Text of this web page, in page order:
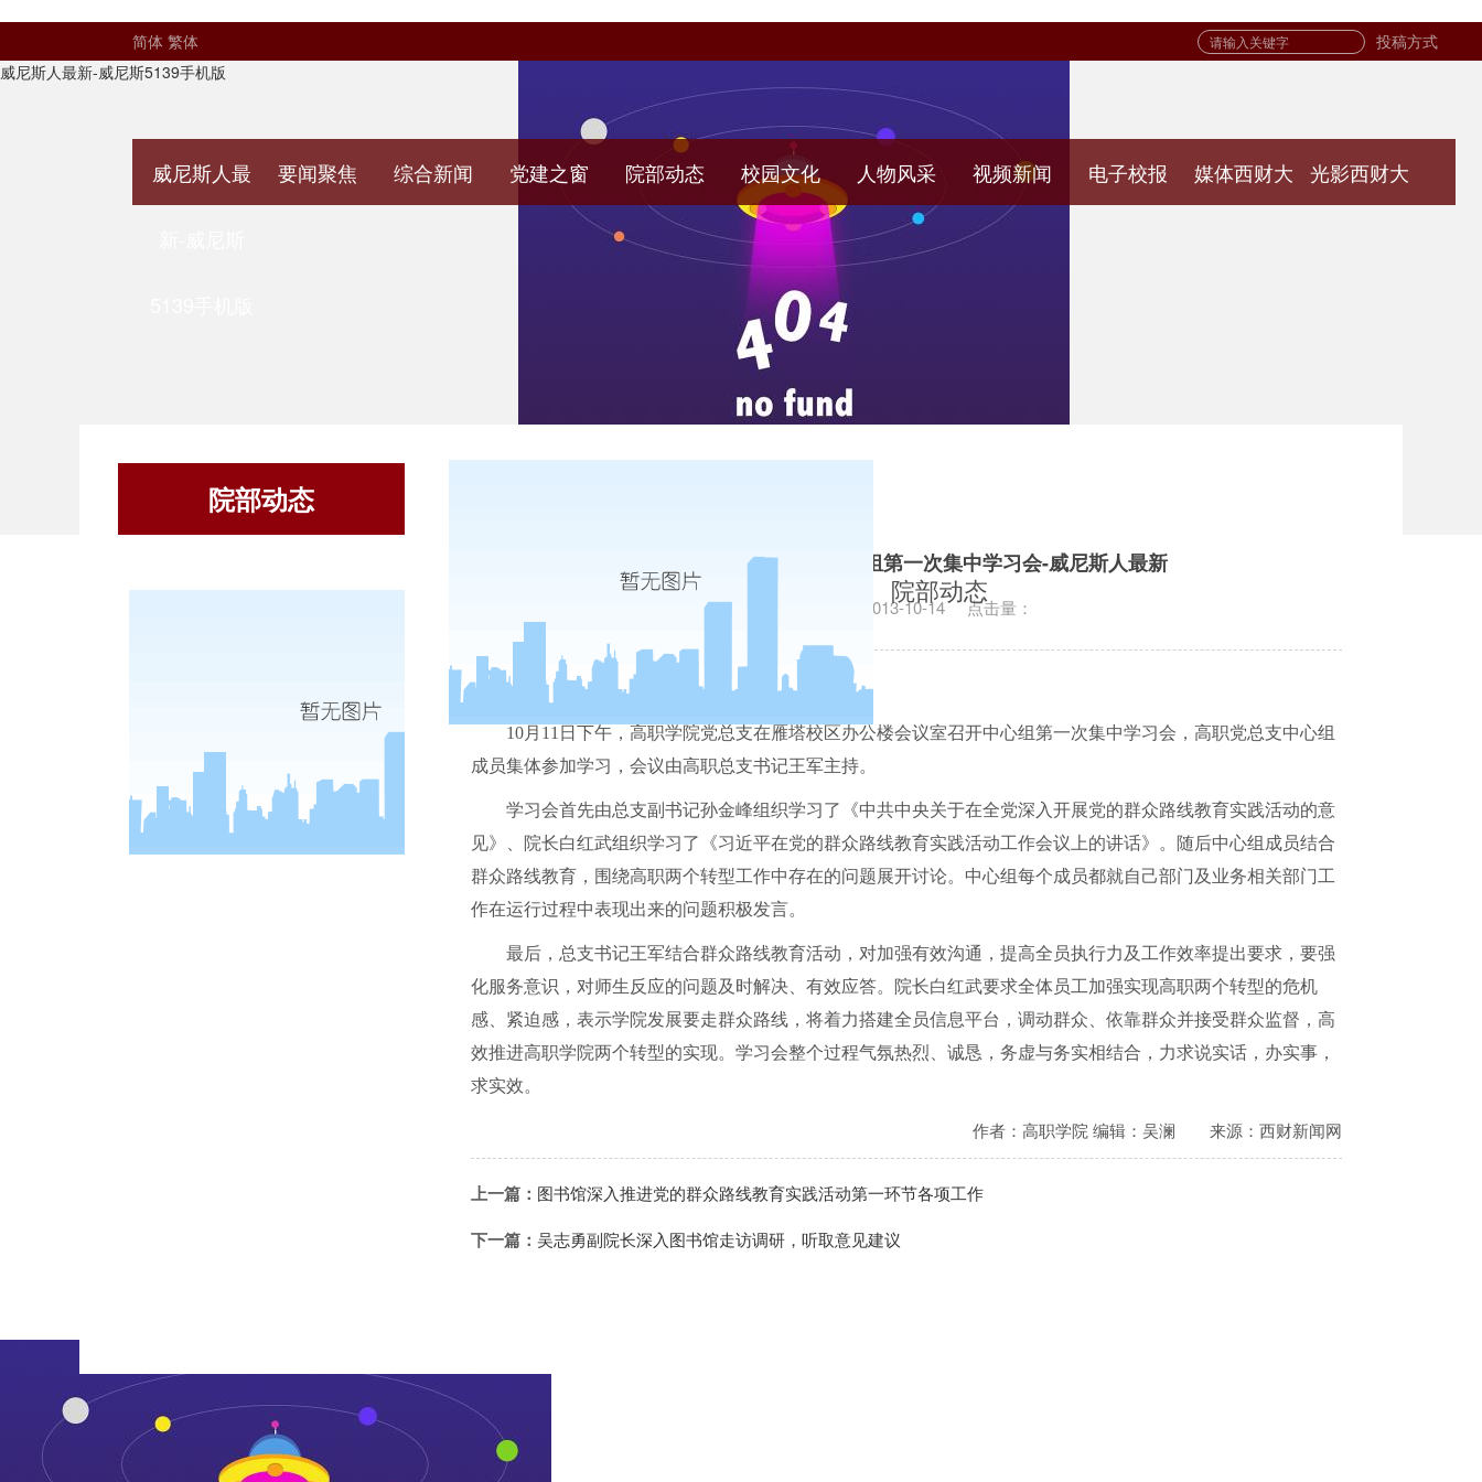
简体 繁体
投稿方式
威尼斯人最新-威尼斯5139手机版
威尼斯人最 要闻聚焦 综合新闻 党建之窗 院部动态 校园文化 人物风采 视频新闻 电子校报 媒体西财大 光影西财大
院部动态
院部动态
高职学院党总支召开中心组第一次集中学习会-威尼斯人最新
发布日期：2013-10-14 点击量：
10月 11 日 下午，高职学院党总支在雁塔校区办公楼会议室召开中心组第一次集中学习会，高职党总支中心组
成员集体参加学习，会议由高职总支书记王军主持。
学习会首先由总支副书记孙金峰组织学习了《中共中央关于在全党深入开展党的群众路线教育实践活动的意
见》、院长白红武组织学习了《习近平在党的群众路线教育实践活动工作会议上的讲话》。随后中心组成员结合
群众路线教育，围绕高职两个转型工作中存在的问题展开讨论。中心组每个成员都就自己部门及业务相关部门工
作在运行过程中表现出来的问题积极发言。
最后，总支书记王军结合群众路线教育活动，对加强有效沟通，提高全员执行力及工作效率提出要求，要强
化服务意识，对师生反应的问题及时解决、有效应答。院长白红武要求全体员工加强实现高职两个转型的危机
感、紧迫感，表示学院发展要走群众路线，将着力搭建全员信息平台，调动群众、依靠群众并接受群众监督，高
效推进高职学院两个转型的实现。 学习会整个过程气氛热烈、诚恳，务虚与务实相结合，力求说实话，办实事，
求实效。
作者：高职学院 编辑：吴澜 来源：西财新闻网
上一篇： 图书馆深入推进党的群众路线教育实践活动第一环节各项工作
下一篇： 吴志勇副院长深入图书馆走访调研，听取意见建议